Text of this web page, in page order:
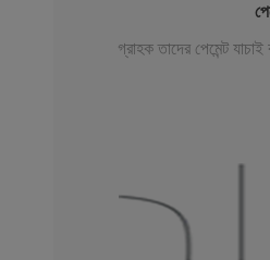
গ্রাহক তাদের পেমেন্ট